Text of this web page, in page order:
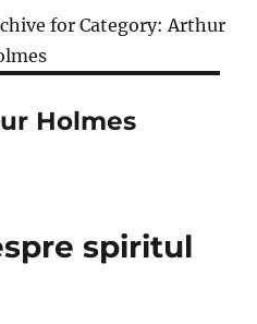
forCategory:Arthur
Holmes
spiritul